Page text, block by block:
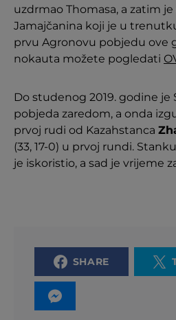
uzdrmao Thomasa, a zatim
Jamajčanina koji je u trenutku
prvu Agronovu pobjedu ove
nokauta možete pogledati
Do studenog 2019. godine je
pobjeda zaredom, a onda
prvoj rudi od Kazahstanca
(33, 17-0) u prvoj rundi.
je iskoristio, a sad je vrijeme
SHARE